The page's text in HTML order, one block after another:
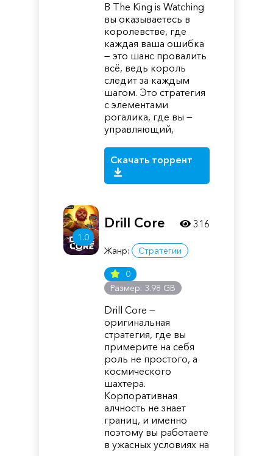
В The King is Watching
вы оказываетесь в
королевстве, где
каждая ваша ошибка
— это шанс провалить
всё, ведь король
следит за каждым
шагом. Это стратегия
с элементами
рогалика, где вы —
управляющий,
Скачать торрент
1.0
Drill Core
Жанр: Стратегии
0
Размер: 3.98 GB
Drill Core —
оригинальная
стратегия, где вы
примерите на себя
роль не простого, а
космического
шахтера.
Корпоративная
алчность не знает
границ, и именно
поэтому вы работаете
в ужасных условиях на
316